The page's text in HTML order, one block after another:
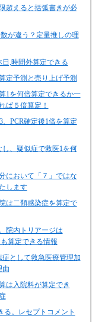
超えると括弧書きが必
が違う？定量推しの理
,時間外算定できる
定予測と売り上げ予測
1を何倍算定できるか一
ば５倍算定！
PCR確定後1倍を算定
、疑似症で救医1を何
において「７」ではな
します
は二類感染症を算定で
院内トリアージは
算定できる情報
として救急医療管理加
由
は入院料が算定でき
る。レセプトコメント